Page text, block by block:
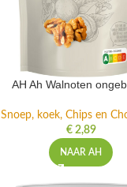
AH Ah Walnoten
Snoep, koek, Chips en
€2,89
NAAR AH